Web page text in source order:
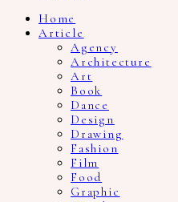
Home
Article
Agency
Architecture
Art
Book
Dance
Design
Drawing
Fashion
Film
Food
Graphic